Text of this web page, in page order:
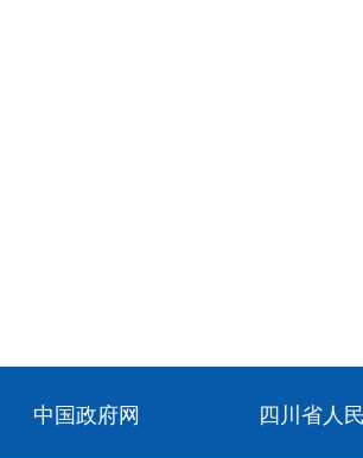
中国政府网 四川省人